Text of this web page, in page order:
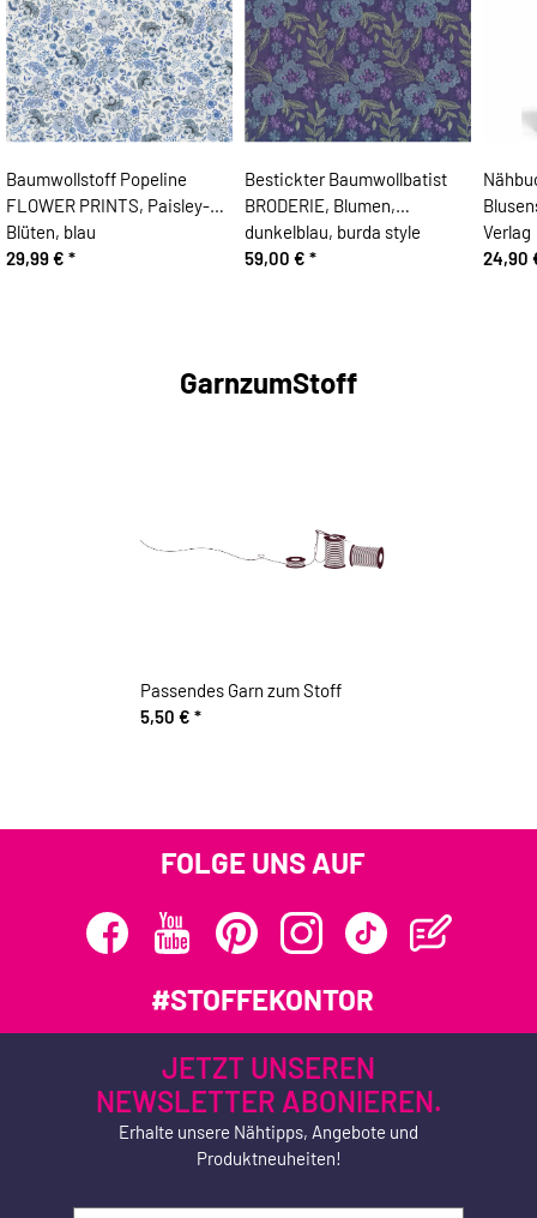
Baumwollstoff Popeline
FLOWER PRINTS, Paisley-
Blüten, blau
29,99 € *
Bestickter Baumwollbatist
BRODERIE, Blumen,
dunkelblau, burda style
59,00 € *
Verlag
24,90
GarnzumStoff
Passendes Garn zum Stoff
5,50 € *
FOLGE UNS AUF
#STOFFEKONTOR
JETZT UNSEREN
NEWSLETTER ABONIEREN.
Erhalte unsere Nähtipps, Angebote und
Produktneuheiten!